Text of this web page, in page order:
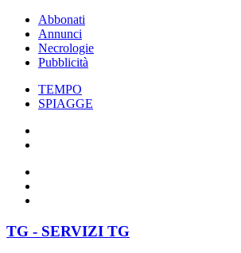
Abbonati
Annunci
Necrologie
Pubblicità
TEMPO
SPIAGGE
TG - SERVIZI TG